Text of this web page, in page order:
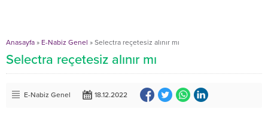
Anasayfa » E-Nabiz Genel » Selectra reçetesiz alınır mı
Selectra reçetesiz alınır mı
E-Nabiz Genel 18.12.2022